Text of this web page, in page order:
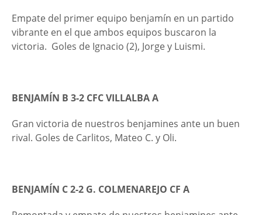
Empate del primer equipo benjamín en un partido
vibrante en el que ambos equipos buscaron la
victoria. Goles de Ignacio (2), Jorge y Luismi.
BENJAMÍN B 3-2 CFC VILLALBA A
Gran victoria de nuestros benjamines ante un buen
rival. Goles de Carlitos, Mateo C. y Oli.
BENJAMÍN C 2-2 G. COLMENAREJO CF A